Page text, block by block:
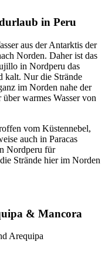
in Peru
aus der Antarktis der
Norden. Daher ist das
in Nordperu das
kalt. Nur die Strände
im Norden nahe der
warmes Wasser von
vom Küstennebel,
auch in Paracas
Nordperu für
Strände hier im Norden
& Mancora